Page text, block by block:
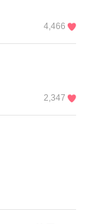
4,466
2,347